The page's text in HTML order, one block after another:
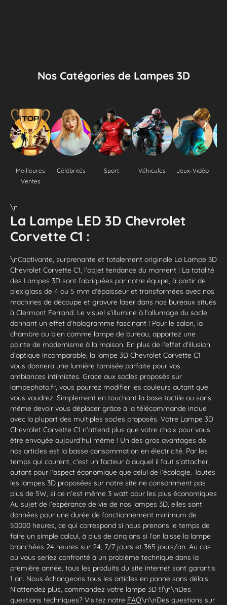
Nos Catégories de Lampes 3D
Meilleures
Ventes
Célébrités Sport Véhicules Jeux-Vidéo
\n
La Lampe LED 3D Chevrolet
Corvette C1 :
\nCaptivante, surprenante et totalement originale La Lampe 3D
Chevrolet Corvette C1, l’objet tendance du moment ! La totalité
des Lampes 3D sont fabriquées par notre équipe, à partir de
plexiglass de 4 ou 5 mm d’épaisseur et transformées avec nos
machines de découpe et gravure laser dans nos bureaux situés
à Clermont Ferrand. Le visuel s’illumine à l’allumage du socle
donnant un effet d’hologramme fascinant ! Pour le salon, la
chambre ou bien comme lampe de bureau, apportez une
pointe de modernisme à la maison. En plus de l’effet d’illusion
d’optique incomparable, la lampe 3D Chevrolet Corvette C1
vous donnera une lumière tamisée parfaite pour vos
ambiances intimistes. Grace aux socles proposés sur
lampephoto.fr, vous pourrez modifier les couleurs autant que
vous voudrez. Simplement en touchant la base tactile ou sans
même devoir vous déplacer grâce à la télécommande inclue
avec la plupart des multiples socles proposés. Votre Lampe 3D
Chevrolet Corvette C1 n’attend plus que votre choix pour vous
être envoyée aujourd’hui même ! Un des gros avantages de
nos articles est la basse consommation en électricité. Par les
temps qui courent, c’est un facteur à auquel il faut s’attacher,
autant pour l’aspect économique que celui de l’écologie. Toutes
les lampes 3D proposées sur notre site ne consomment pas
plus de 5W, si ce n’est même 3 watt pour les plus économiques
Au sujet de l’espérance de vie de nos lampes 3D, elles sont
données pour une durée de fonctionnement minimum de
50000 heures, ce qui correspond si nous prenons le temps de
faire un simple calcul, à plus de cinq ans si l’on laisse la lampe
branchées 24 heures sur 24, 7/7 jours et 365 jours/an. Au cas
où vous seriez confronté à un problème technique dans la
première année, tous les produits du site internet sont garantis
1 an. Nous échangeons tous les articles en panne sans délais.
N’attendez plus, commandez votre lampe 3D !!!\n\nDes
questions techniques? Visitez notre FAQ\n\nDes questions sur